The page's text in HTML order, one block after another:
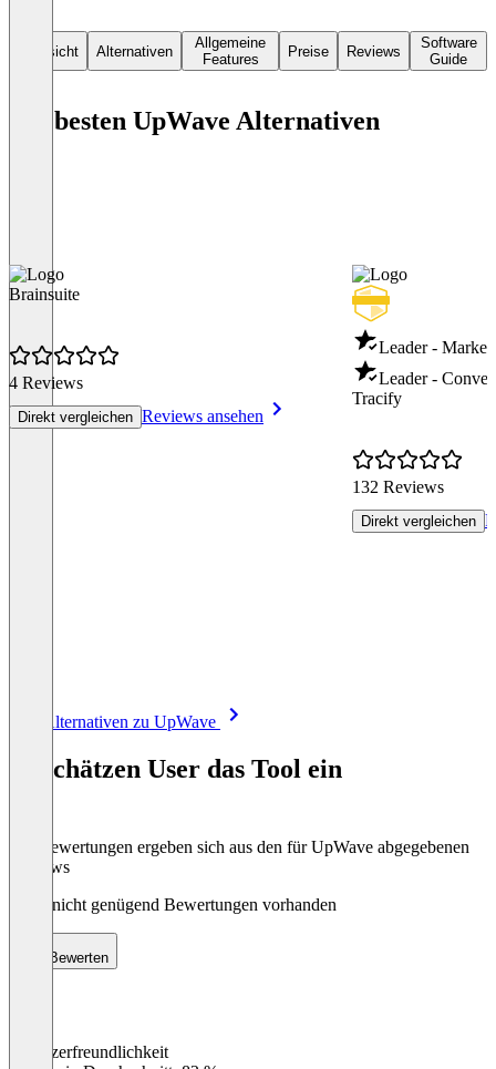
Übersicht Alternativen
Allgemeine
Features
Preise Reviews
Software
Guide
Die besten UpWave Alternativen
Brainsuite
4 Reviews
Direkt vergleichen Reviews ansehen
Leader -
Leader -
Tracify
132 Reviews
Direkt vergleichen
Alle Alternativen zu UpWave
So schätzen User das Tool ein
Die Bewertungen ergeben sich aus den für UpWave abgegebenen
Reviews
Noch nicht genügend Bewertungen vorhanden
Bewerten
Benutzerfreundlichkeit